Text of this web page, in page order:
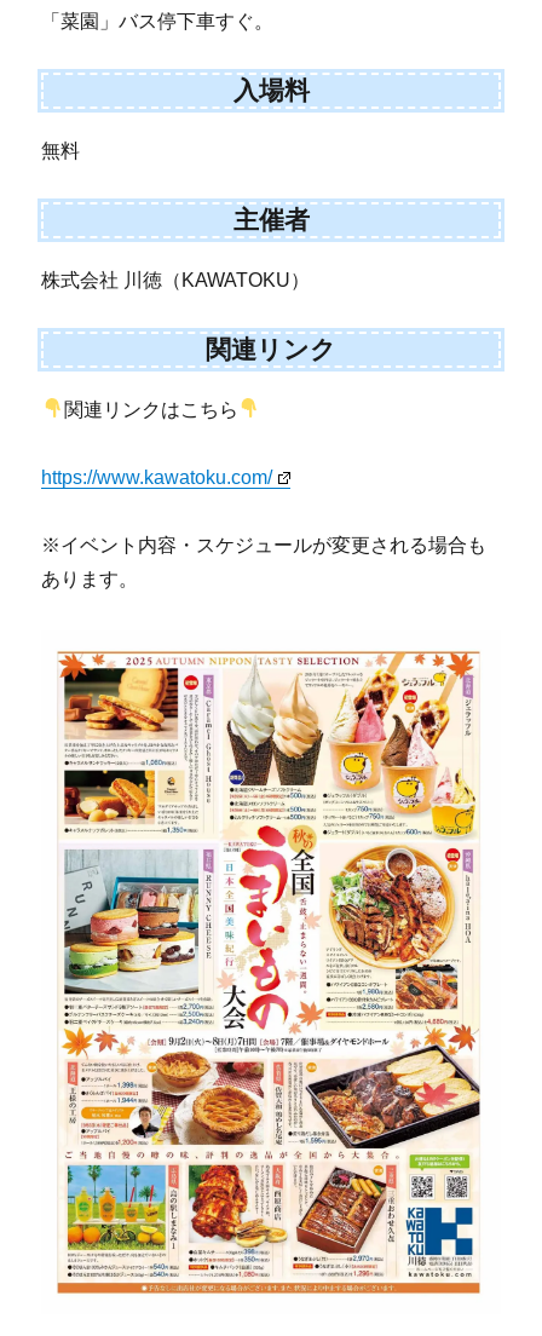
「菜園」バス停下車すぐ。
入場料
無料
主催者
株式会社 川徳（KAWATOKU）
関連リンク
関連リンクはこちら
https://www.kawatoku.com/
※イベント内容・スケジュールが変更される場合も
あります。